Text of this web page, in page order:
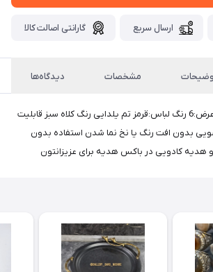
ارسال سریع گارانتی اصالت کالا
مشخصات دیدگاه‌ها
جنس کامو:ترک ارتفاع:8 عرض:6 رنگ لباس:قرمز تم یلدایی رنگ کلاه سبز قابلیت
بدون افت رنگ یا نخ نما شدن استفاده بدون
هدیه کادویی در باکس هدیه برای عزیزانتون